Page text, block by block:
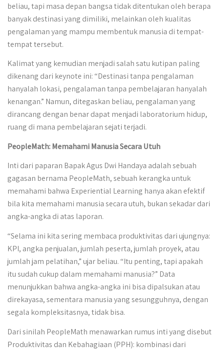
beliau, tapi masa depan bangsa tidak ditentukan oleh berapa
banyak destinasi yang dimiliki, melainkan oleh kualitas
pengalaman yang mampu membentuk manusia di tempat-
tempat tersebut.
Kalimat yang kemudian menjadi salah satu kutipan paling
dikenang dari keynote ini: “Destinasi tanpa pengalaman
hanyalah lokasi, pengalaman tanpa pembelajaran hanyalah
kenangan.” Namun, ditegaskan beliau, pengalaman yang
dirancang dengan benar dapat menjadi laboratorium hidup,
ruang di mana pembelajaran sejati terjadi.
PeopleMath: Memahami Manusia Secara Utuh
Inti dari paparan Bapak Agus Dwi Handaya adalah sebuah
gagasan bernama PeopleMath, sebuah kerangka untuk
memahami bahwa Experiential Learning hanya akan efektif
bila kita memahami manusia secara utuh, bukan sekadar dari
angka-angka di atas laporan.
“Selama ini kita sering membaca produktivitas dari ujungnya:
KPI, angka penjualan, jumlah peserta, jumlah proyek, atau
jumlah jam pelatihan,” ujar beliau. “Itu penting, tapi apakah
itu sudah cukup dalam memahami manusia?” Data
menunjukkan bahwa angka-angka ini bisa dipalsukan atau
direkayasa, sementara manusia yang sesungguhnya, dengan
segala kompleksitasnya, tidak bisa.
Dari sinilah PeopleMath menawarkan rumus inti yang disebut
Produktivitas dan Kebahagiaan (PPH): kombinasi dari